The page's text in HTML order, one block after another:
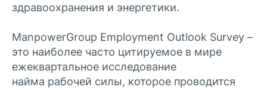
здравоохранения и энергетики.
ManpowerGroup Employment Outlook Survey –
это наиболее часто цитируемое в мире
ежеквартальное исследование
найма рабочей силы, которое проводится